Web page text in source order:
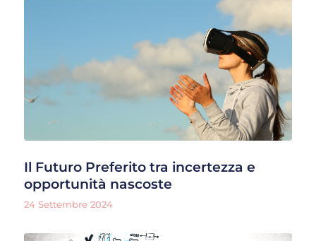
Il Futuro Preferito tra incertezza e
opportunità nascoste
24 Settembre 2024